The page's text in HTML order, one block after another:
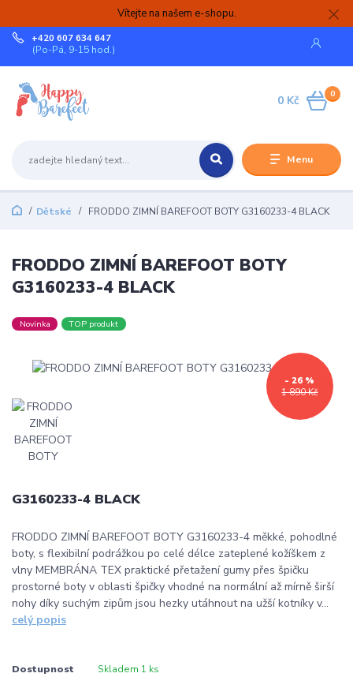
Vítejte na našem e-shopu.
Menu
+420 607 634 647
(Po-Pá, 9-15 hod.)
0
0 Kč
Dětské FRODDO ZIMNÍ BAREFOOT BOTY G3160233-4 BLACK
FRODDO ZIMNÍ BAREFOOT BOTY
G3160233-4 BLACK
Novinka TOP produkt
1 890 Kč
- 26 %
G3160233-4 BLACK
FRODDO ZIMNÍ BAREFOOT BOTY G3160233-4 měkké, pohodlné
boty, s flexibilní podrážkou po celé délce zateplené kožíškem z
vlny MEMBRÁNA TEX praktické přetažení gumy přes špičku
prostorné boty v oblasti špičky vhodné na normální až mírně širší
nohy díky suchým zipům jsou hezky utáhnout na užší kotníky v...
celý popis
Dostupnost Skladem 1 ks